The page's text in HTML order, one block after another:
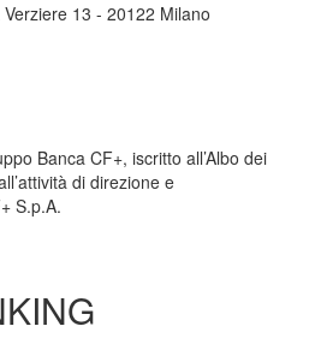
13 - 20122 Milano
Banca CF+, iscritto all’Albo dei
di direzione e
S.p.A.